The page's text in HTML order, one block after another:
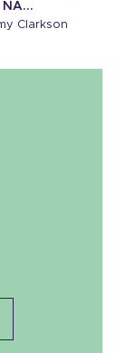
NA...
Clarkson